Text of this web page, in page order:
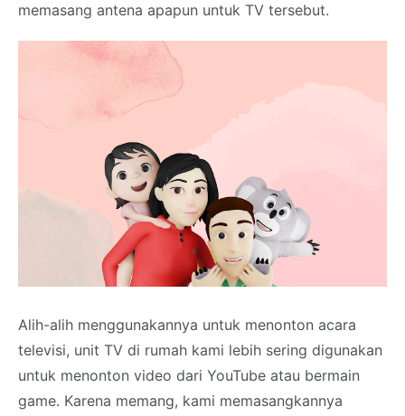
memasang antena apapun untuk TV tersebut.
Alih-alih menggunakannya untuk menonton acara
televisi, unit TV di rumah kami lebih sering digunakan
untuk menonton video dari YouTube atau bermain
game. Karena memang, kami memasangkannya